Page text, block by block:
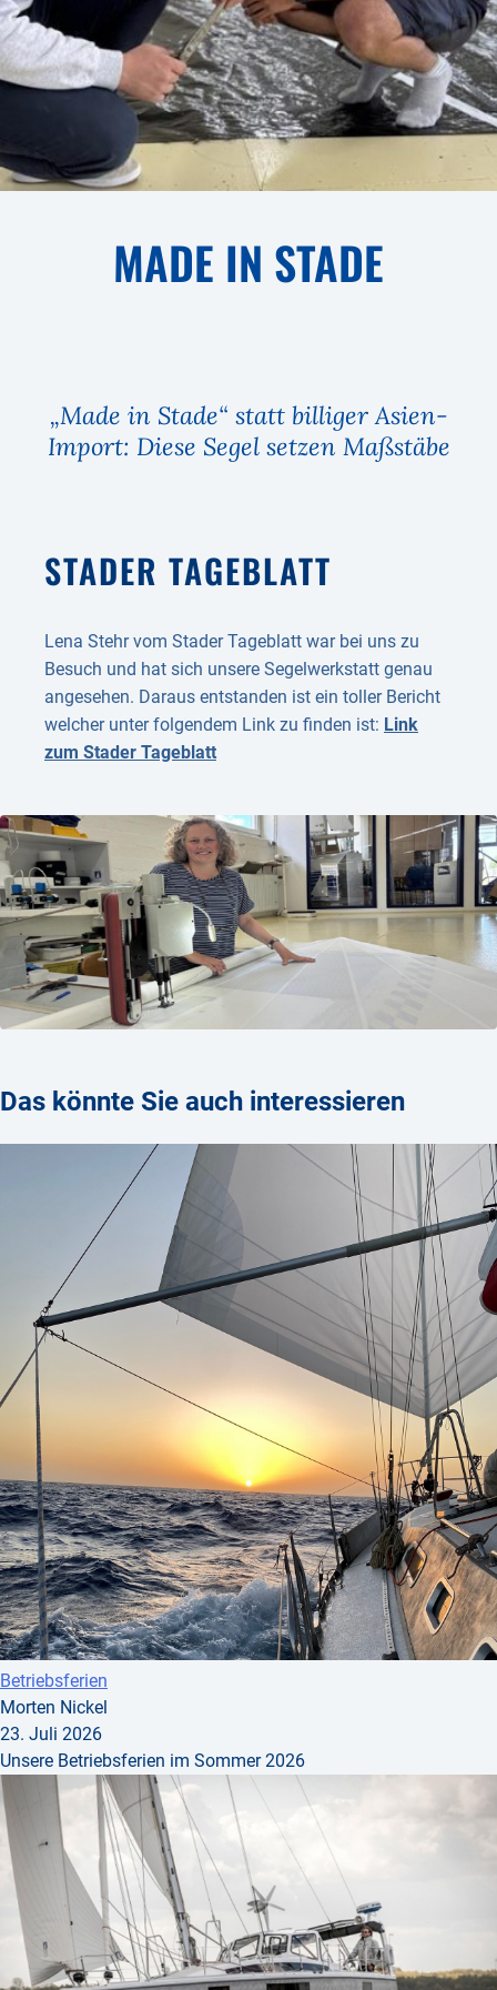
MADE IN STADE
„Made in Stade“ statt billiger Asien-
Import: Diese Segel setzen Maßstäbe
STADER TAGEBLATT
Lena Stehr vom Stader Tageblatt war bei uns zu
Besuch und hat sich unsere Segelwerkstatt genau
angesehen. Daraus entstanden ist ein toller Bericht
welcher unter folgendem Link zu finden ist: Link
zum Stader Tageblatt
Das könnte Sie auch interessieren
Betriebsferien
Morten Nickel
23. Juli 2026
Unsere Betriebsferien im Sommer 2026